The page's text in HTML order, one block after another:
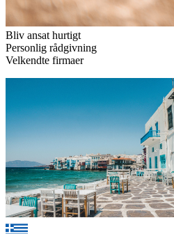
Bliv ansat hurtigt
Personlig rådgivning
Velkendte firmaer